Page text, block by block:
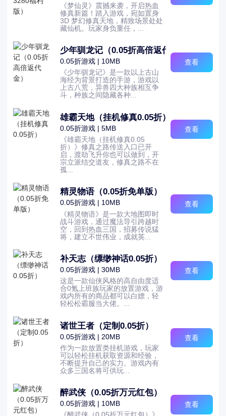
《梦仙灵》震撼来袭，开启热血
修真新篇！踏入游戏，宛如置身
3D 梦幻修真天地，精致场景处处
藏仙机。玩家身负重任，...
少年驯龙记（0.05折高倍返代金）
0.05折游戏 | 10MB
《少年驯龙记》是一款以上古山
海经为背景打造的手游，游戏以
上古八荒，异兽四大种族相互争
斗，种族之间隐藏各种...
查看
雄霸天地（挂机修真0.05折）
0.05折游戏 | 5MB
《雄霸天地（挂机修真0.05
折）》修真之路传送入口已开
启，渡劫飞升你也可以做到，开
宗立派结交道友，修真之路不在
孤...
查看
精灵物语（0.05折免单版）
0.05折游戏 | 10MB
《精灵物语》是一款大地图即时
战斗游戏，通过魔法导引跨越时
空，回到热血三国，招募传说猛
将，建立不世伟业，成就英...
查看
补天志（缥缈神话0.05折）
0.05折游戏 | 30MB
这是一款仙侠风格的高自由度适
合0氪上班族玩家的放置游戏，游
戏内所有的商品都可以白嫖，轻
轻松松霸服当大佬。...
查看
诸世王者（定制0.05折）
0.05折游戏 | 20MB
作为一款放置类挂机游戏，玩家
可以轻松挂机获取资源和经验，
不断提升自己的实力。游戏内有
众多三国名将可供玩...
查看
醉武侠（0.05折万元红包）
0.05折游戏 | 10MB
查看